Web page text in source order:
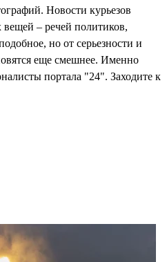
Новости курьезов
вещей – речей политиков,
но от серьезности и
еще смешнее. Именно
портала "24". Заходите к